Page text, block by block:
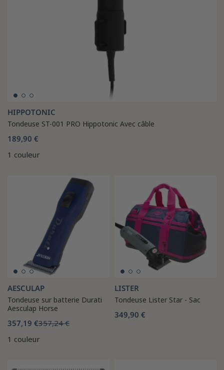
HIPPOTONIC
Tondeuse ST-001 PRO Hippotonic Avec câble
189,90 €
1 couleur
AESCULAP
Tondeuse sur batterie Durati
Aesculap Horse
357,19 €357,24 €
1 couleur
LISTER
Tondeuse Lister Star - Sac
349,90 €